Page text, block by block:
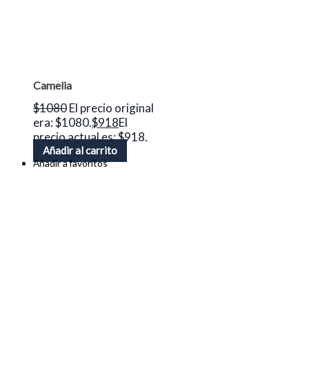
Camelia
$1080El precio original
era: $1080.$918El
precio actual es: $918.
Añadir al carrito
Añadir a favoritos